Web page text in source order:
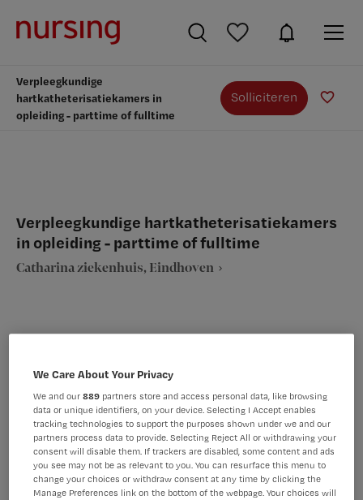
Verpleegkundige
hartkatheterisatiekamers in
opleiding - parttime of fulltime
Solliciteren
Verpleegkundige hartkatheterisatiekamers
in opleiding - parttime of fulltime
Catharina ziekenhuis, Eindhoven
VAKGEBIED
BRANCHE
Ziekenhuis
AANSTELLING
Vaste aanstelling
PLAATSINGSDATUM
1 juni 2024
NIVEAU
HBO
We Care About Your Privacy
We and our889 partners store and access personal data, like browsing
data or unique identifiers, on your device. Selecting I Accept enables
tracking technologies to support the purposes shown under we and our
partners process data to provide. Selecting Reject All or withdrawing your
consent will disable them. If trackers are disabled, some content and ads
you see may not be as relevant to you. You can resurface this menu to
change your choices or withdraw consent at any time by clicking the
Manage Preferences link on the bottom of the webpage. Your choices will